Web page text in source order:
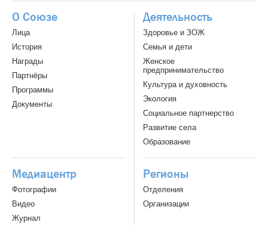
О Союзе
Лица
История
Награды
Партнёры
Программы
Документы
Деятельность
Здоровье и ЗОЖ
Семья и дети
Женское
предпринимательство
Культура и духовность
Экология
Социальное партнерство
Развитие села
Образование
Медиацентр
Фотографии
Видео
Журнал
Регионы
Отделения
Организации